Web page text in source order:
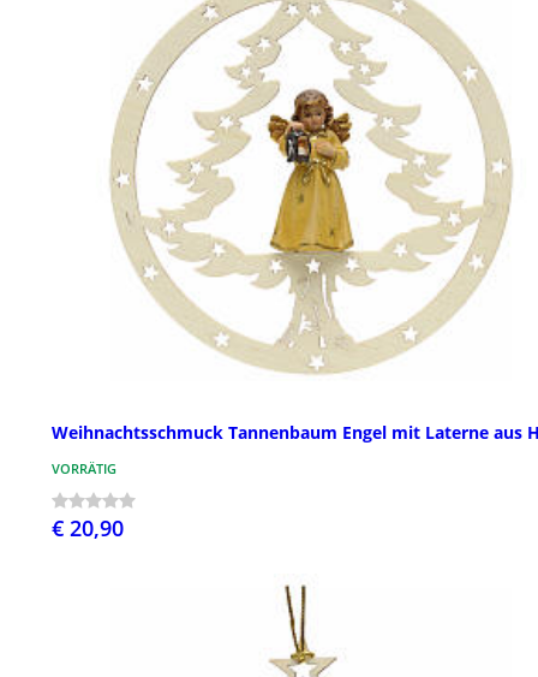
Weihnachtsschmuck Tannenbaum Engel mit Laterne aus
VORRÄTIG
€ 20,90